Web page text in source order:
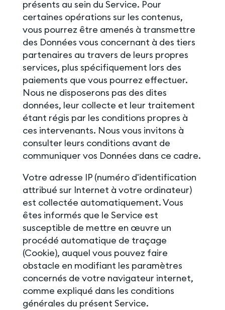
présents au sein du Service. Pour
certaines opérations sur les contenus,
vous pourrez être amenés à transmettre
des Données vous concernant à des tiers
partenaires au travers de leurs propres
services, plus spécifiquement lors des
paiements que vous pourrez effectuer.
Nous ne disposerons pas des dites
données, leur collecte et leur traitement
étant régis par les conditions propres à
ces intervenants. Nous vous invitons à
consulter leurs conditions avant de
communiquer vos Données dans ce cadre.
Votre adresse IP (numéro d'identification
attribué sur Internet à votre ordinateur)
est collectée automatiquement. Vous
êtes informés que le Service est
susceptible de mettre en œuvre un
procédé automatique de traçage
(Cookie), auquel vous pouvez faire
obstacle en modifiant les paramètres
concernés de votre navigateur internet,
comme expliqué dans les conditions
générales du présent Service.